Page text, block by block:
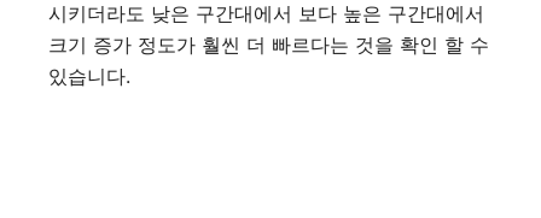
시키더라도 낮은 구간대에서 보다 높은 구간대에서
크기 증가 정도가 훨씬 더 빠르다는 것을 확인 할 수
있습니다.